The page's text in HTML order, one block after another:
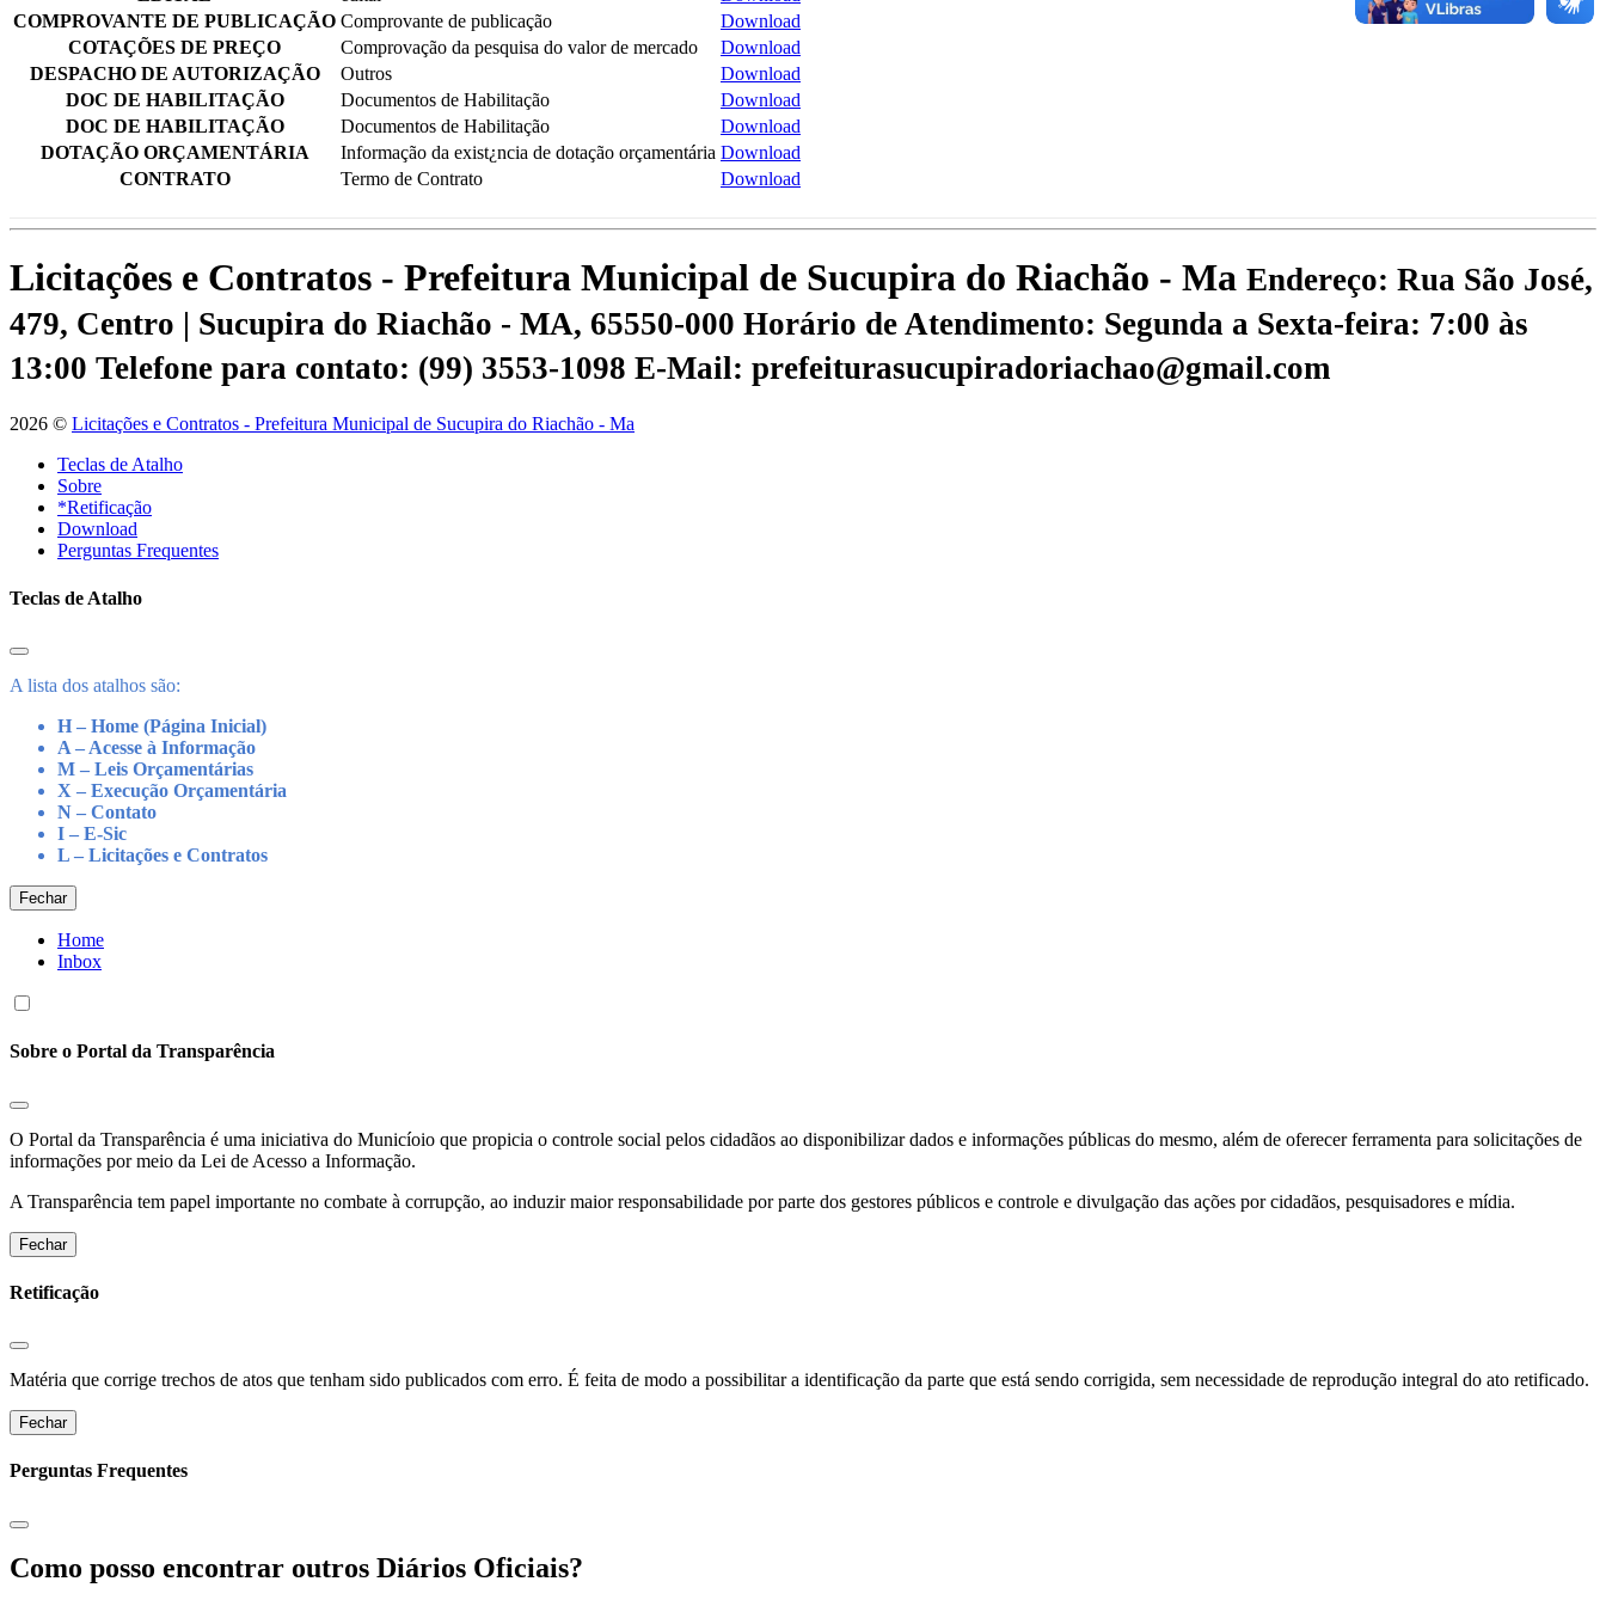
COMPROVANTE DE PUBLICAÇÃO Comprovante de publicação
Download
COTAÇÕES DE PREÇO
Comprovação da pesquisa do valor de mercado
Download
DESPACHO DE AUTORIZAÇÃO
Outros
Download
DOC DE HABILITAÇÃO
Documentos de Habilitação
Download
DOC DE HABILITAÇÃO
Documentos de Habilitação
Download
DOTAÇÃO ORÇAMENTÁRIA
Informação da exist¿ncia de dotação orçamentária Download
CONTRATO
Termo de Contrato Download
Licitações e Contratos - Prefeitura Municipal de Sucupira do Riachão - Ma Endereço: Rua São José,
479, Centro | Sucupira do Riachão - MA, 65550-000 Horário de Atendimento: Segunda a Sexta-feira: 7:00 às
13:00 Telefone para contato: (99) 3553-1098 E-Mail: prefeiturasucupiradoriachao@gmail.com
2026 © Licitações e Contratos - Prefeitura Municipal de Sucupira do Riachão - Ma
Teclas de Atalho
Sobre
*Retificação
Download
Perguntas Frequentes
Teclas de Atalho
A lista dos atalhos são:
H – Home (Página Inicial)
A – Acesse à Informação
M – Leis Orçamentárias
X – Execução Orçamentária
N – Contato
I – E-Sic
L – Licitações e Contratos
Fechar
Home
Inbox
Sobre o Portal da Transparência
O Portal da Transparência é uma iniciativa do Municíoio que propicia o controle social pelos cidadãos ao disponibilizar dados e informações públicas do mesmo, além de oferecer ferramenta para solicitações de
informações por meio da Lei de Acesso a Informação.
A Transparência tem papel importante no combate à corrupção, ao induzir maior responsabilidade por parte dos gestores públicos e controle e divulgação das ações por cidadãos, pesquisadores e mídia.
Fechar
Retificação
Matéria que corrige trechos de atos que tenham sido publicados com erro. É feita de modo a possibilitar a identificação da parte que está sendo corrigida, sem necessidade de reprodução integral do ato retificado.
Fechar
Perguntas Frequentes
Como posso encontrar outros Diários Oficiais?